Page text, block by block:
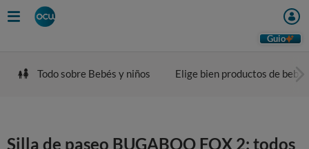
Guio
Todo sobre Bebés y niños Elige bien productos de bebé
Silla de paseo BUGABOO FOX 2: todos